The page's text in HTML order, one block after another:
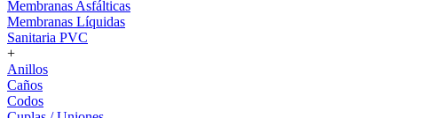
Membranas Asfálticas
Membranas Líquidas
Sanitaria PVC
+
Anillos
Caños
Codos